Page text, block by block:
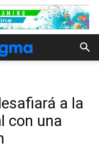
a la
con una